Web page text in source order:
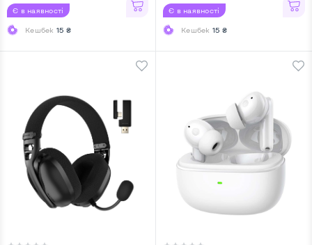
Є в наявності
Кешбек 15 ₴
Є в наявності
Кешбек 15 ₴